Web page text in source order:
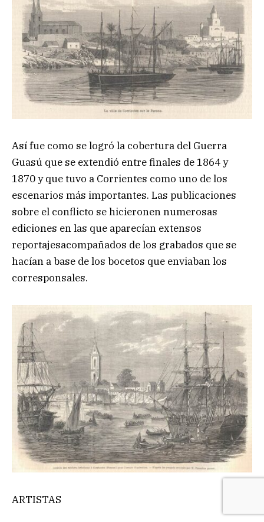
Así fue como se logró la cobertura del Guerra
Guasú que se extendió entre finales de 1864 y
1870 y que tuvo a Corrientes como uno de los
escenarios más importantes. Las publicaciones
sobre el conflicto se hicieronen numerosas
ediciones en las que aparecían extensos
reportajesacompañados de los grabados que se
hacían a base de los bocetos que enviaban los
corresponsales.
ARTISTAS